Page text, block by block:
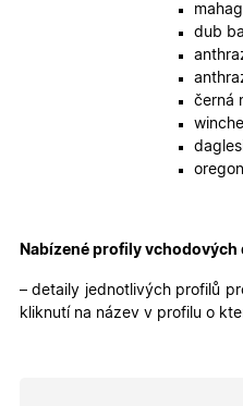
dub
černá
oregon
Nabízené profily vchodových
– detaily jednotlivých profilů
kliknutí na název v profilu o